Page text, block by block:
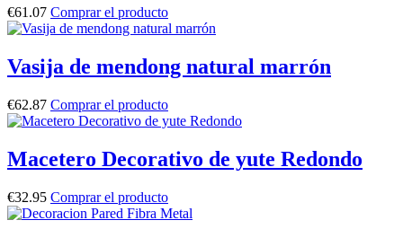
€61.07 Comprar el producto
Vasija de mendong natural marrón
€62.87 Comprar el producto
Macetero Decorativo de yute Redondo
€32.95 Comprar el producto